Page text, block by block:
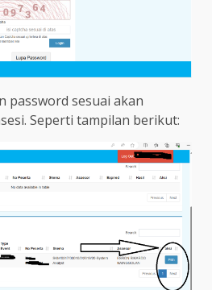
password sesuai akan
Seperti tampilan berikut: